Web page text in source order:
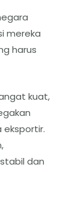
mereka
harus
kuat,
eksportir.
dan